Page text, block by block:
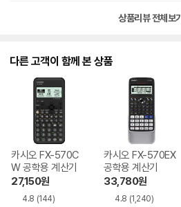
상품리뷰 전체보기
다른 고객이 함께 본 상품
카시오 FX-570C
W 공학용 계산기
27,150원
4.8 (144)
카시오 FX-570EX
공학용 계산기
33,780원
4.8 (1,240)